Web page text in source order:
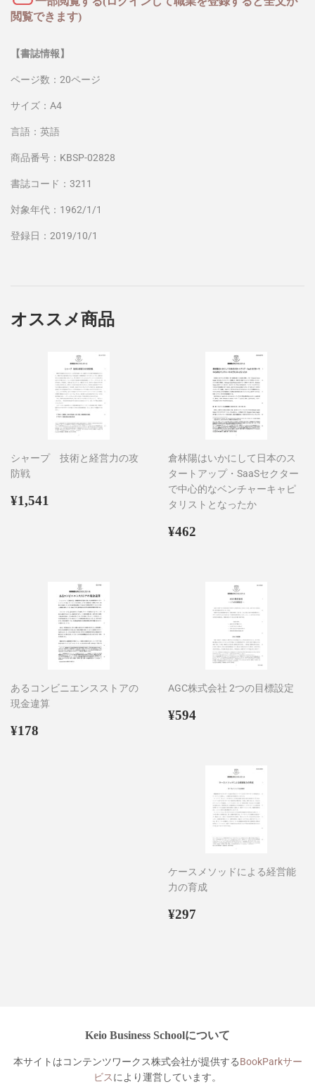
閲覧できます)
【書誌情報】
ページ数：20ページ
サイズ：A4
言語：英語
商品番号：KBSP-02828
書誌コード：3211
対象年代：1962/1/1
登録日：2019/10/1
オススメ商品
シャープ 技術と経営力の攻
防戦
通
¥1,541
倉林陽はいかにして日本のス
タートアップ・SaaSセクター
で中心的なベンチャーキャピ
タリストとなったか
通
¥462
あるコンビニエンスストアの
現金違算
通
¥178
AGC株式会社 2つの目標設定
通
¥594
ケースメソッドによる経営能
力の育成
通
¥297
Keio Business Schoolについて
本サイトはコンテンツワークス株式会社が提供するBookParkサー
ビスにより運営しています。